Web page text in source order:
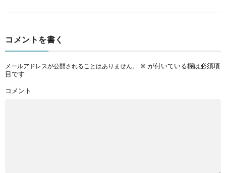
コメントを書く
メールアドレスが公開されることはありません。 ※ が付いている欄は必須項
目です
コメント